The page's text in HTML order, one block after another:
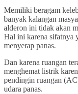
Memiliki beragam
banyak kalangan
alderon ini tidak akan
Hal ini karena sifatnya
menyerap panas.
Dan karena ruangan
menghemat listrik
pendingin ruangan
udara panas.